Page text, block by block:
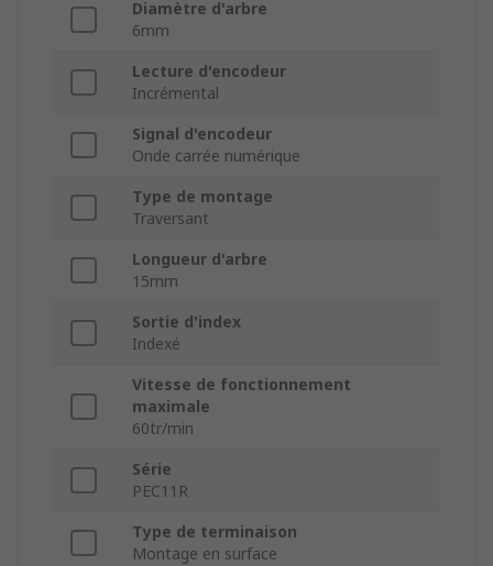
Diamètre d'arbre
6mm
Lecture d'encodeur
Incrémental
Signal d'encodeur
Onde carrée numérique
Type de montage
Traversant
Longueur d'arbre
15mm
Sortie d'index
Indexé
Vitesse de fonctionnement
maximale
60tr/min
Série
PEC11R
Type de terminaison
Montage en surface